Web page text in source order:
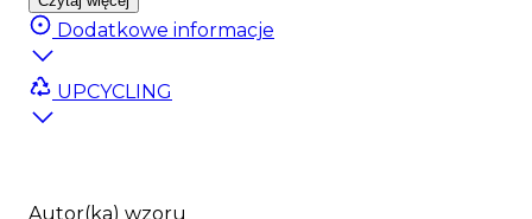
zaprojektowany przez wspaniałą ilustratorkę Linę
Lark sprawi, że każdy pupil będzie zadowolony z
takiego prezentu
Zabawka została wykonana w Polsce, z najwyższej
jakości polskich materiałów gwarantujących
Dodatkowe informacje
UPCYCLING
Autor(ka) wzoru